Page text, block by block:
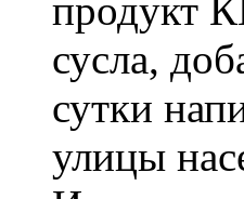
продукт
сусла,
сутки
улицы